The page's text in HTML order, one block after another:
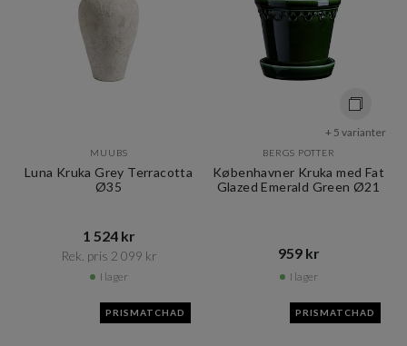
MUUBS
Luna Kruka Grey Terracotta
Ø35
1 524 kr​​
Rek. pris 2 099 kr​​
I lager
+ 5 varianter
BERGS POTTER
Københavner Kruka med Fat
Glazed Emerald Green Ø21
959 kr​​
I lager
PRISMATCHAD PRISMATCHAD